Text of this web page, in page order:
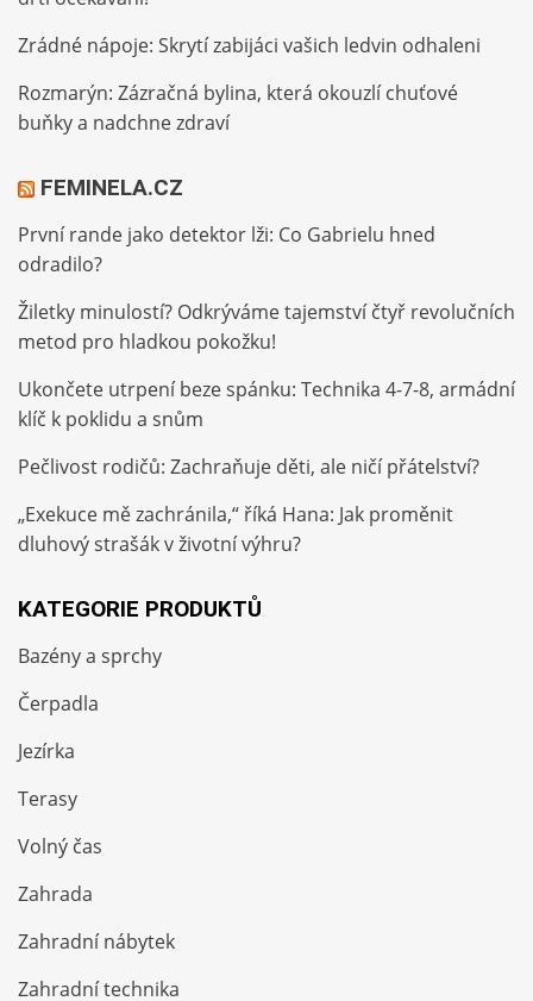
Zrádné nápoje: Skrytí zabijáci vašich ledvin odhaleni
Rozmarýn: Zázračná bylina, která okouzlí chuťové
buňky a nadchne zdraví
FEMINELA.CZ
První rande jako detektor lži: Co Gabrielu hned
odradilo?
Žiletky minulostí? Odkrýváme tajemství čtyř revolučních
metod pro hladkou pokožku!
Ukončete utrpení beze spánku: Technika 4-7-8, armádní
klíč k poklidu a snům
Pečlivost rodičů: Zachraňuje děti, ale ničí přátelství?
„Exekuce mě zachránila,“ říká Hana: Jak proměnit
dluhový strašák v životní výhru?
KATEGORIE PRODUKTŮ
Bazény a sprchy
Čerpadla
Jezírka
Terasy
Volný čas
Zahrada
Zahradní nábytek
Zahradní technika